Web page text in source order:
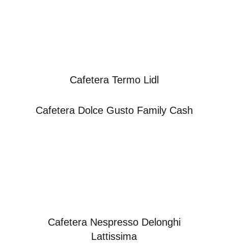
Cafetera Termo Lidl
Cafetera Dolce Gusto Family Cash
Cafetera Nespresso Delonghi
Lattissima